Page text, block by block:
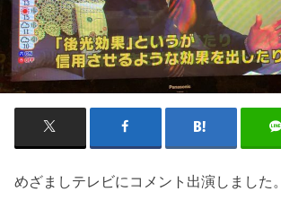
めざましテレビにコメント出演しました。